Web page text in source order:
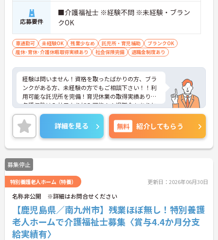
応募要件
■介護福祉士 ※経験不問 ※未経験・ブラン
クOK
車通勤可 未経験OK 残業少なめ 託児所・育児補助
ブランクOK
産休･育休･介護休暇取得実績あり
社会保険完備 退職金制度あり
経験は問いません！資格を取ったばかりの方、ブラ
ンクがある方、未経験の方でもご相談下さい！！利
用可能な託児所を完備！育児休業の取得実績あり◎
各種保険は入社日より加入可能！！退職金もありと
ライフステージに応じて長くお仕事を続けれる環境
が整っています！！
無料駐車場も完備！マイカー通勤ができ遠方にお住
まいの方や、雨の日などもストレスなく通っていた
だけます！！
ご興味ある方には、面接対策ポイントなど、さらに
詳細をお話しいたしますのでお気軽にご相談くださ
い。
詳細を見る 無料 紹介してもらう
募集停止
特別養護老人ホーム（特養） 更新日：2026年06月30日
名称非公開 ※詳細はお問合せください
【鹿児島県／南九州市】残業ほぼ無し！特別養護
老人ホームで介護福祉士募集〈賞与4.4か月分支
給実績有〉